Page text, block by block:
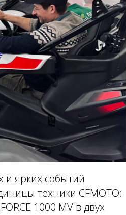
ярких событий
техники CFMOTO:
1000 MV в двух